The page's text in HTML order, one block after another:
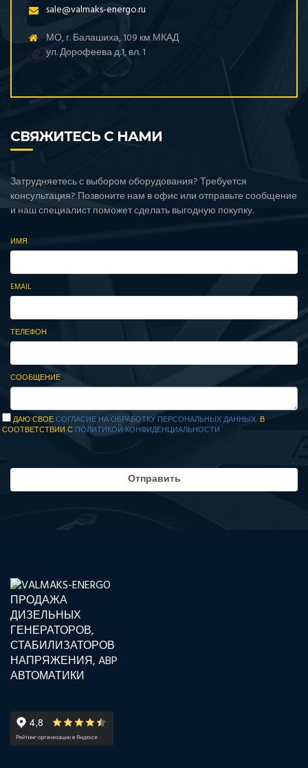
RID (Германия)
Teksan (Турция)
Toyo (Япония)
Welland (Великобритания)
Zeus (Турция)
Азимут
Амперос
Вепрь (Россия)
ММЗ (Беларусь)
ТСС (Россия)
sale@valmaks-energo.ru
МО, г. Балашиха, 109 км МКАД
ул. Дорофеева д.1, вл. 1
СВЯЖИТЕСЬ С НАМИ
Затрудняетесь с выбором оборудования? Требуется
консультация? Позвоните нам в офис или отправьте сообщение
и наш специалист поможет сделать выгодную покупку.
ИМЯ
EMAIL
ТЕЛЕФОН
СООБЩЕНИЕ
ДАЮ СВОЕСОГЛАСИЕ НА ОБРАБОТКУ ПЕРСОНАЛЬНЫХ ДАННЫХ В
СООТВЕТСТВИИ С ПОЛИТИКОЙ КОНФИДЕНЦИАЛЬНОСТИ